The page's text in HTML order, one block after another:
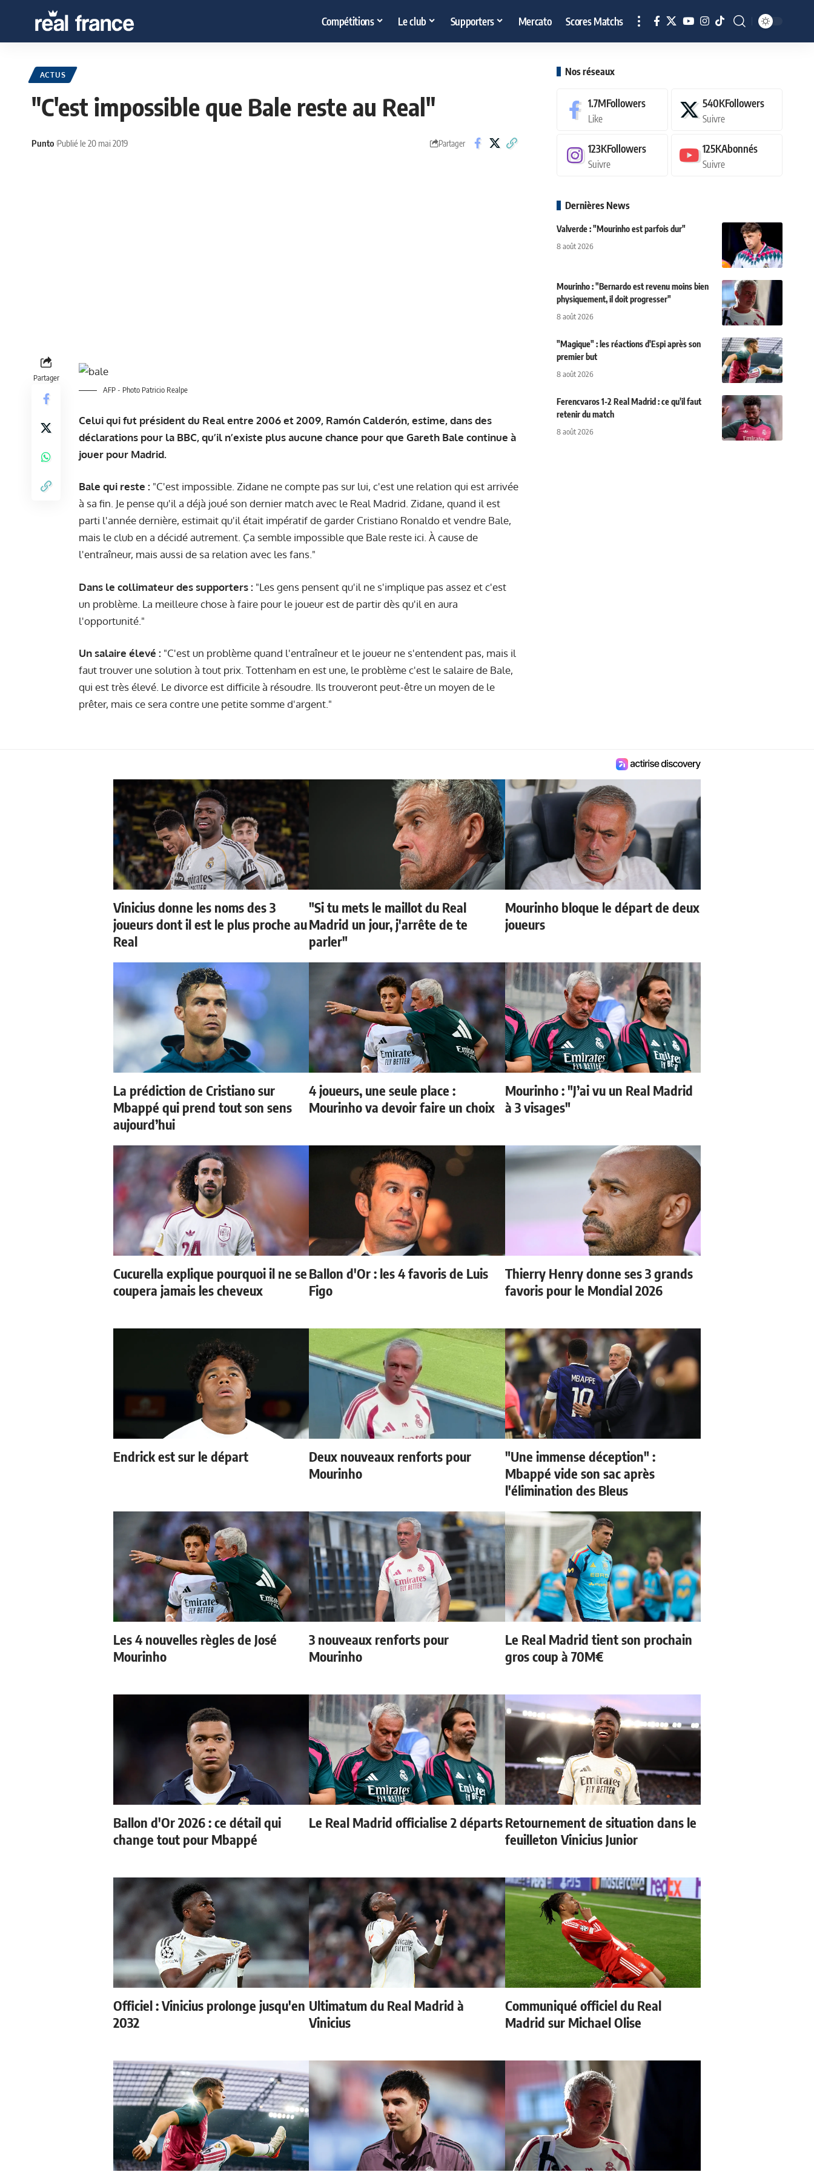
Compétitions Le club Supporters Mercato Scores Matchs
ACTUS
"C'est impossible que Bale reste au Real"
Punto Publié le 20 mai 2019 Partager
Partager
AFP - Photo Patricio Realpe
Celui qui fut président du Real entre 2006 et 2009, Ramón Calderón, estime, dans des
déclarations pour la BBC, qu’il n’existe plus aucune chance pour que Gareth Bale continue à
jouer pour Madrid.
Bale qui reste : "C'est impossible. Zidane ne compte pas sur lui, c'est une relation qui est arrivée
à sa fin. Je pense qu'il a déjà joué son dernier match avec le Real Madrid. Zidane, quand il est
parti l'année dernière, estimait qu'il était impératif de garder Cristiano Ronaldo et vendre Bale,
mais le club en a décidé autrement. Ça semble impossible que Bale reste ici. À cause de
l'entraîneur, mais aussi de sa relation avec les fans."
Dans le collimateur des supporters : "Les gens pensent qu'il ne s'implique pas assez et c'est
un problème. La meilleure chose à faire pour le joueur est de partir dès qu'il en aura
l'opportunité."
Un salaire élevé : "C'est un problème quand l'entraîneur et le joueur ne s'entendent pas, mais il
faut trouver une solution à tout prix. Tottenham en est une, le problème c'est le salaire de Bale,
qui est très élevé. Le divorce est difficile à résoudre. Ils trouveront peut-être un moyen de le
prêter, mais ce sera contre une petite somme d'argent."
Nos réseaux
1.7MFollowers
Like
540KFollowers
Suivre
123KFollowers
Suivre
125KAbonnés
Suivre
Dernières News
Valverde : "Mourinho est parfois dur"
8 août 2026
Mourinho : "Bernardo est revenu moins bien
physiquement, il doit progresser"
8 août 2026
"Magique" : les réactions d'Espi après son
premier but
8 août 2026
Ferencvaros 1-2 Real Madrid : ce qu'il faut
retenir du match
8 août 2026
Vinicius donne les noms des 3
joueurs dont il est le plus proche au
Real
"Si tu mets le maillot du Real
Madrid un jour, j'arrête de te
parler"
Mourinho bloque le départ de deux
joueurs
La prédiction de Cristiano sur
Mbappé qui prend tout son sens
aujourd’hui
4 joueurs, une seule place :
Mourinho va devoir faire un choix
Mourinho : "J’ai vu un Real Madrid
à 3 visages"
Cucurella explique pourquoi il ne se
coupera jamais les cheveux
Ballon d'Or : les 4 favoris de Luis
Figo
Thierry Henry donne ses 3 grands
favoris pour le Mondial 2026
Endrick est sur le départ
Deux nouveaux renforts pour
Mourinho
"Une immense déception" :
Mbappé vide son sac après
l'élimination des Bleus
Les 4 nouvelles règles de José
Mourinho
3 nouveaux renforts pour
Mourinho
Le Real Madrid tient son prochain
gros coup à 70M€
Ballon d'Or 2026 : ce détail qui
change tout pour Mbappé
Le Real Madrid officialise 2 départsRetournement de situation dans le
feuilleton Vinicius Junior
Officiel : Vinicius prolonge jusqu'en
2032
Ultimatum du Real Madrid à
Vinicius
Communiqué officiel du Real
Madrid sur Michael Olise